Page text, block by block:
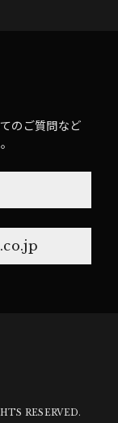
のご質問など
RESERVED.